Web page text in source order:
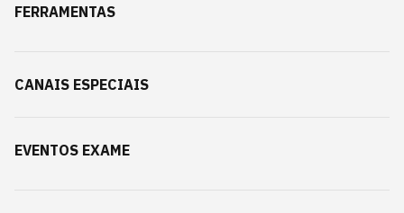
FERRAMENTAS
CANAIS ESPECIAIS
EVENTOS EXAME